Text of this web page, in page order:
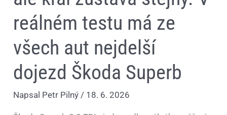
reálném testu má ze
všech aut nejdelší
dojezd Škoda Superb
Napsal Petr Pilný/ 18. 6. 2026